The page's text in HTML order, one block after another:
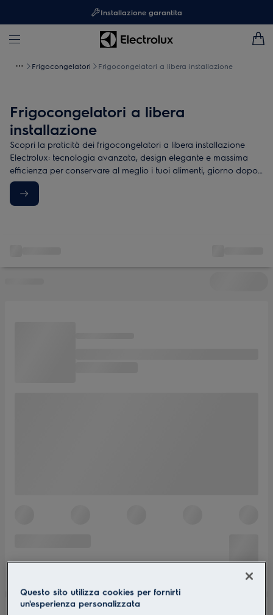
Installazione garantita
Frigocongelatori Frigocongelatori a libera installazione
Frigocongelatori a libera
installazione
Scopri la praticità dei frigocongelatori a libera installazione
Electrolux: tecnologia avanzata, design elegante e massima
efficienza per conservare al meglio i tuoi alimenti, giorno dopo
giorno.
Questo sito utilizza cookies per fornirti
un'esperienza personalizzata